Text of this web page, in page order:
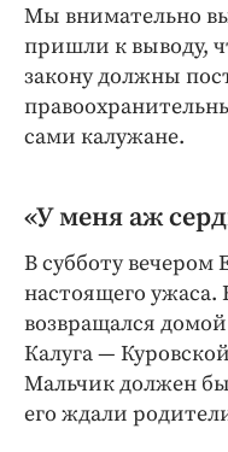
Мы внимательно
пришли к выводу,
закону должны
сами калужане.
«У меня аж
В субботу вечером
настоящего ужаса.
возвращался
Калуга —
Мальчик должен
его ждали